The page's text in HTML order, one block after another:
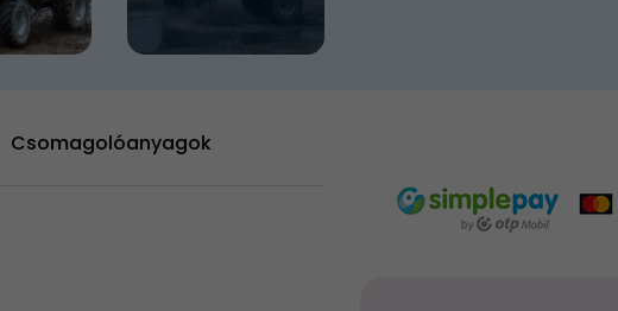
Csomagolóanyagok